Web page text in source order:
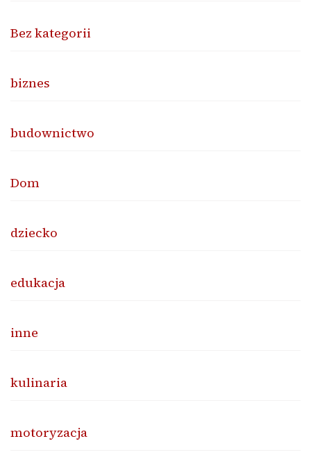
Bez kategorii
biznes
budownictwo
Dom
dziecko
edukacja
inne
kulinaria
motoryzacja